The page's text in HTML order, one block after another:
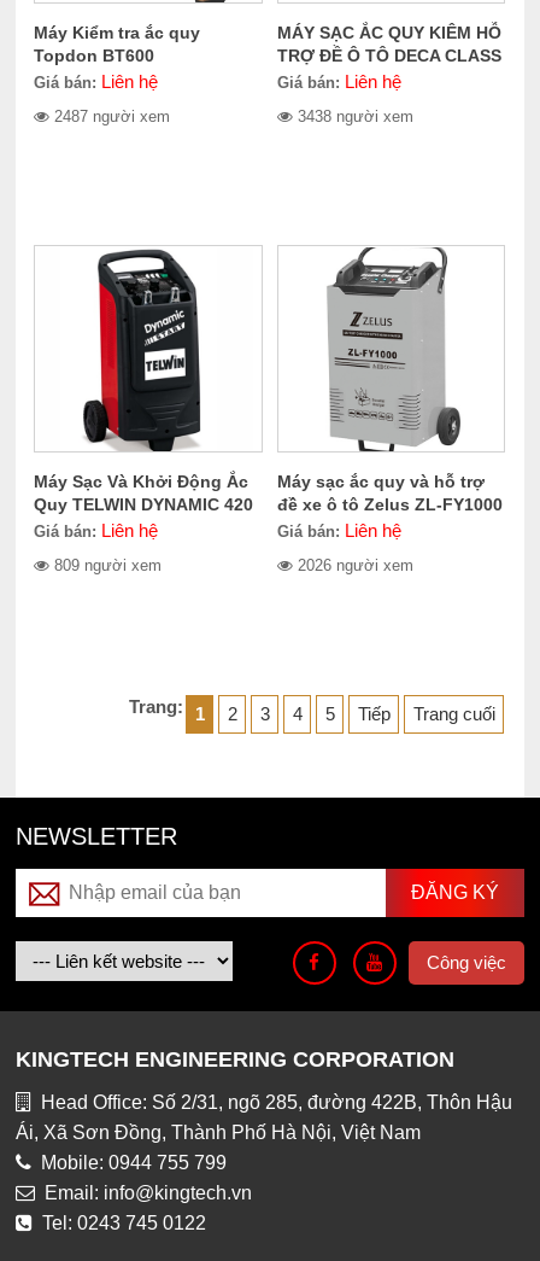
Máy Kiểm tra ắc quy
Topdon BT600
Giá bán: Liên hệ
2487 người xem
MÁY SẠC ẮC QUY KIÊM HỖ
TRỢ ĐỀ Ô TÔ DECA CLASS
BOOSTER 4500
Giá bán: Liên hệ
3438 người xem
Máy Sạc Và Khởi Động Ắc
Quy TELWIN DYNAMIC 420
START
Giá bán: Liên hệ
809 người xem
Máy sạc ắc quy và hỗ trợ
đề xe ô tô Zelus ZL-FY1000
Giá bán: Liên hệ
2026 người xem
Trang: 1 2 3 4 5 Tiếp Trang cuối
NEWSLETTER
Công việc
KINGTECH ENGINEERING CORPORATION
Head Office: Số 2/31, ngõ 285, đường 422B, Thôn Hậu
Ái, Xã Sơn Đồng, Thành Phố Hà Nội, Việt Nam
Mobile: 0944 755 799
Email: info@kingtech.vn
Tel: 0243 745 0122